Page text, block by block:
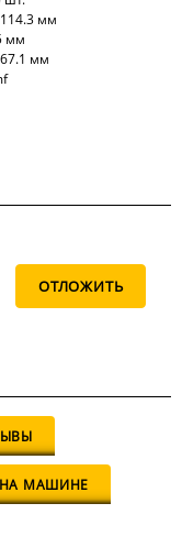
мм
мм
67.1 мм
МАШИНЕ